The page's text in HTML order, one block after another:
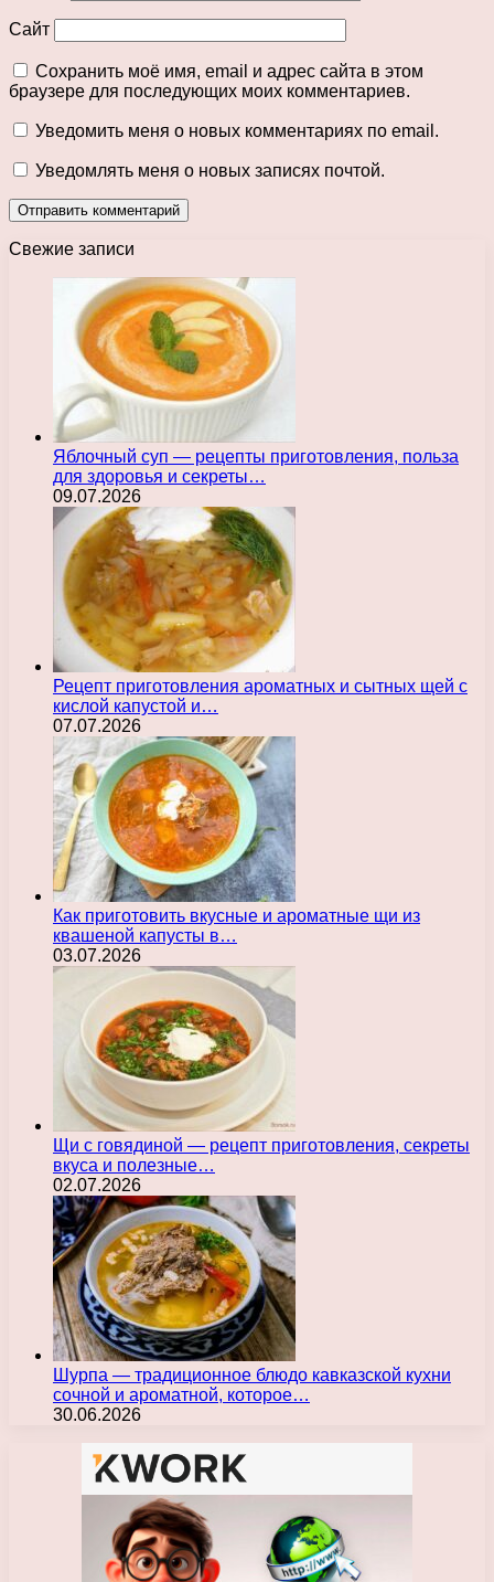
Сайт
Сохранить моё имя, email и адрес сайта в этом
браузере для последующих моих комментариев.
Уведомить меня о новых комментариях по email.
Уведомлять меня о новых записях почтой.
Свежие записи
Яблочный суп — рецепты приготовления, польза
для здоровья и секреты…
09.07.2026
Рецепт приготовления ароматных и сытных щей с
кислой капустой и…
07.07.2026
Как приготовить вкусные и ароматные щи из
квашеной капусты в…
03.07.2026
Щи с говядиной — рецепт приготовления, секреты
вкуса и полезные…
02.07.2026
Шурпа — традиционное блюдо кавказской кухни
сочной и ароматной, которое…
30.06.2026